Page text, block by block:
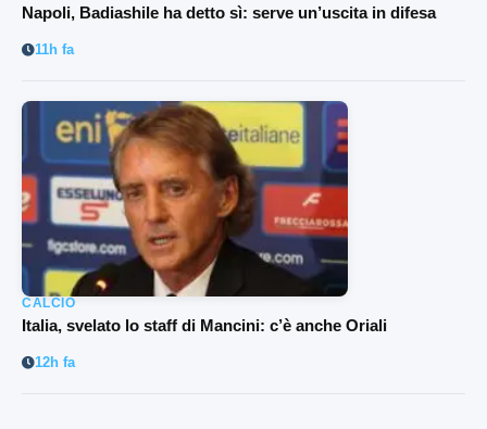
Napoli, Badiashile ha detto sì: serve un’uscita in difesa
11h fa
CALCIO
Italia, svelato lo staff di Mancini: c’è anche Oriali
12h fa